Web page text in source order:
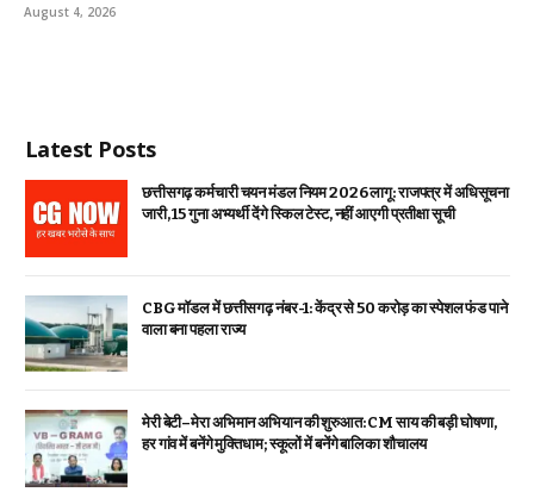
August 4, 2026
Latest Posts
छत्तीसगढ़ कर्मचारी चयन मंडल नियम 2026 लागू: राजपत्र में अधिसूचना
जारी, 15 गुना अभ्यर्थी देंगे स्किल टेस्ट, नहीं आएगी प्रतीक्षा सूची
CBG मॉडल में छत्तीसगढ़ नंबर-1: केंद्र से ₹50 करोड़ का स्पेशल फंड पाने
वाला बना पहला राज्य
मेरी बेटी–मेरा अभिमान अभियान की शुरुआत: CM साय की बड़ी घोषणा,
हर गांव में बनेंगे मुक्तिधाम; स्कूलों में बनेंगे बालिका शौचालय